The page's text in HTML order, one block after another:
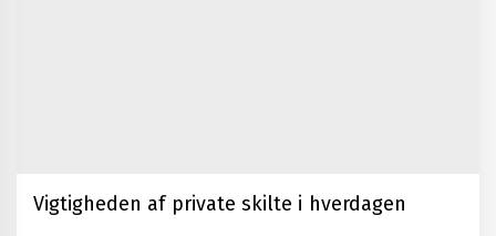
Vigtigheden af private skilte i hverdagen